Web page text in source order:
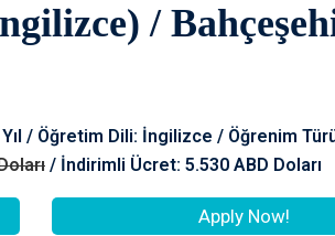
/
/ Öğretim Dili: İngilizce / Öğrenim
/ İndirimli Ücret: 5.530 ABD Doları
Apply Now!